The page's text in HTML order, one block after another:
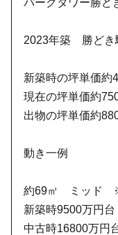
2023年築 勝どき
新築時の坪単価約
現在の坪単価約
出物の坪単価約
動き一例
約69㎡ ミッド ※
新築時9500万円台
中古時16800万円